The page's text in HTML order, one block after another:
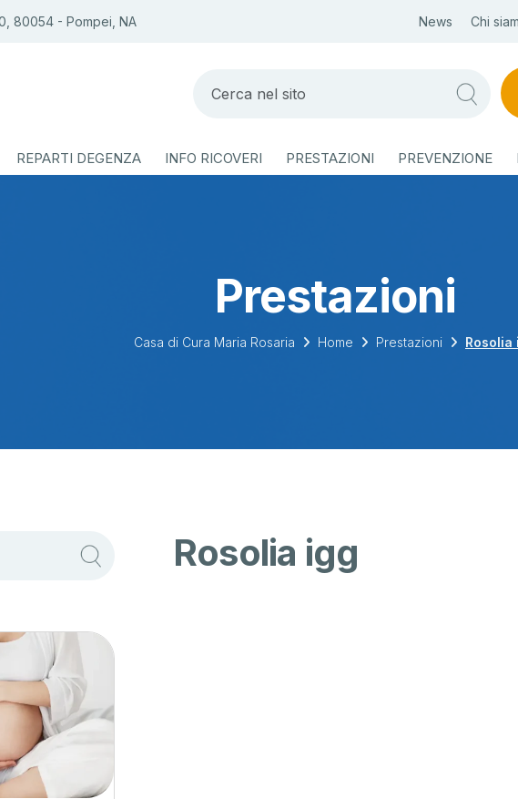
80054 - Pompei, NA News Chi
REPARTI DEGENZA INFO RICOVERI PRESTAZIONI PREVENZIONE
Prestazioni
Casa di Cura Maria Rosaria Home Prestazioni Rosolia
Rosolia igg